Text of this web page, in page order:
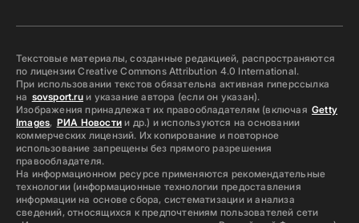
Текстовые материалы, созданные редакцией, распространяются
по лицензии Creative Commons Attribution 4.0 International.
При использовании текстов обязательна активная гиперссылка
на sovsport.ruи указание автора (если он указан).
Изображения принадлежат их правообладателям (включая Getty
Images, РИА Новостии др.) и используются на основании
коммерческих лицензий. Их копирование и повторное
использование запрещены без прямого разрешения
правообладателя.
На информационном ресурсе применяются рекомендательные
технологии (информационные технологии предоставления
информации на основе сбора, систематизации и анализа
сведений, относящихся к предпочтениям пользователей сети